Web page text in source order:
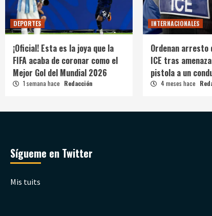
DEPORTES
¡Oficial! Esta es la joya que la
FIFA acaba de coronar como el
Mejor Gol del Mundial 2026
1 semana hace Redacción
INTERNACIONALES
Ordenan arresto
ICE tras
pistola a un
4 meses hace
Sígueme en Twitter
Mis tuits